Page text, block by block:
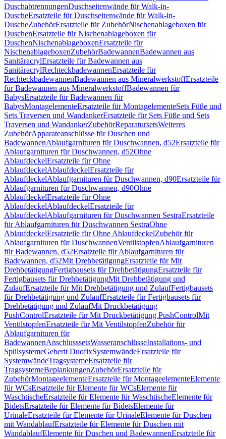
DuschabtrennungenDuschseitenwände für Walk-in-
DuscheErsatzteile für Duschseitenwände für Walk-in-
DuscheZubehörErsatzteile für ZubehörNischenablageboxen für
DuschenErsatzteile für Nischenablageboxen für
DuschenNischenablageboxenErsatzteile für
NischenablageboxenZubehörBadewannenBadewannen aus
SanitäracrylErsatzteile für Badewannen aus
SanitäracrylRechteckbadewannenErsatzteile für
RechteckbadewannenBadewannen aus MineralwerkstoffErsatzteile
für Badewannen aus MineralwerkstoffBadewannen für
BabysErsatzteile für Badewannen für
BabysMontagelementeErsatzteile für MontagelementeSets Füße und
Sets Traversen und WandankerErsatzteile für Sets Füße und Sets
Traversen und WandankerZubehörReparatursetsWeiteres
ZubehörApparateanschlüsse für Duschen und
BadewannenAblaufgarnituren für Duschwannen, d52Ersatzteile für
Ablaufgarnituren für Duschwannen, d52Ohne
AblaufdeckelErsatzteile für Ohne
AblaufdeckelAblaufdeckelErsatzteile für
AblaufdeckelAblaufgarnituren für Duschwannen, d90Ersatzteile für
Ablaufgarnituren für Duschwannen, d90Ohne
AblaufdeckelErsatzteile für Ohne
AblaufdeckelAblaufdeckelErsatzteile für
AblaufdeckelAblaufgarnituren für Duschwannen SestraErsatzteile
für Ablaufgarnituren für Duschwannen SestraOhne
AblaufdeckelErsatzteile für Ohne AblaufdeckelZubehör für
Ablaufgarnituren für DuschwannenVentilstopfenAblaufgarnituren
für Badewannen, d52Ersatzteile für Ablaufgarnituren für
Badewannen, d52Mit DrehbetätigungErsatzteile für Mit
DrehbetätigungFertigbausets für DrehbetätigungErsatzteile für
Fertigbausets für DrehbetätigungMit Drehbetätigung und
ZulaufErsatzteile für Mit Drehbetätigung und ZulaufFertigbausets
für Drehbetätigung und ZulaufErsatzteile für Fertigbausets für
Drehbetätigung und ZulaufMit Druckbetätigung
PushControlErsatzteile für Mit Druckbetätigung PushControlMit
VentilstopfenErsatzteile für Mit VentilstopfenZubehör für
Ablaufgarnituren für
BadewannenAnschlusssetsWasseranschlüsseInstallations- und
SpülsystemeGeberit DuofixSystemwändeErsatzteile für
SystemwändeTragsystemeErsatzteile für
TragsystemeBeplankungenZubehörErsatzteile für
ZubehörMontageelementeErsatzteile für MontageelementeElemente
für WCsErsatzteile für Elemente für WCsElemente für
WaschtischeErsatzteile für Elemente für WaschtischeElemente für
BidetsErsatzteile für Elemente für BidetsElemente für
UrinaleErsatzteile für Elemente für UrinaleElemente für Duschen
mit WandablaufErsatzteile für Elemente für Duschen mit
WandablaufElemente für Duschen und BadewannenErsatzteile für